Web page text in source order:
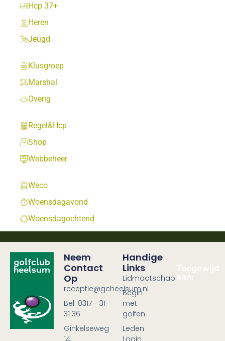
Hcp 37+
Heren
Jeugd
Klusgroep
Marshal
Overig
Regel&Hcp
Shop
Webbeheer
Weco
Woensdagavond
Woensdagochtend
Neem
Contact
Op
receptie@gcheelsum.nl
Bel: 0317 - 31
31 36
Ginkelseweg
14,
Handige
Links
Lidmaatschap
Begin
met
golfen
Leden
Login
Toegewijd
aan: